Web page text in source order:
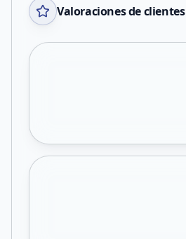
Valoraciones de clientes